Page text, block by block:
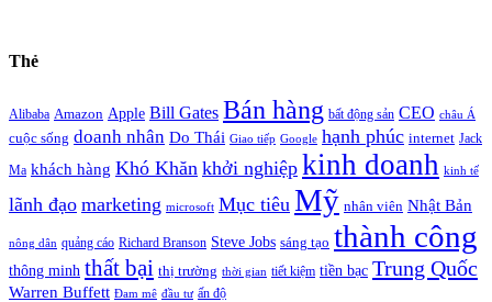
Thẻ
Alibaba Amazon Apple Bill Gates Bán hàng bất động sản CEO châu Á
cuộc sống doanh nhân Do Thái Giao tiếp Google hạnh phúc internet Jack
Ma khách hàng Khó Khăn khởi nghiệp kinh doanh kinh tế
lãnh đạo marketing microsoft Mục tiêu Mỹ nhân viên Nhật Bản
nông dân quảng cáo Richard Branson Steve Jobs sáng tạo thành công
thông minh thất bại thị trường thời gian tiết kiệm tiền bạc Trung Quốc
Warren Buffett Đam mê đầu tư ấn độ